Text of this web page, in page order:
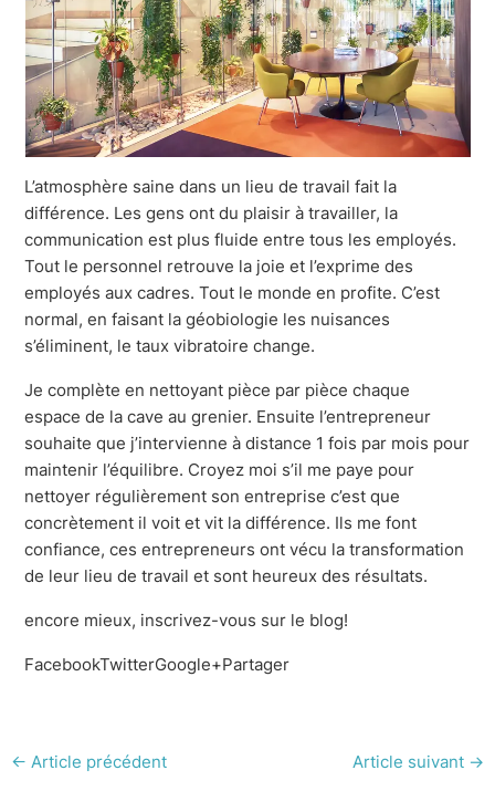
L’atmosphère saine dans un lieu de travail fait la
différence. Les gens ont du plaisir à travailler, la
communication est plus fluide entre tous les employés.
Tout le personnel retrouve la joie et l’exprime des
employés aux cadres. Tout le monde en profite. C’est
normal, en faisant la géobiologie les nuisances
s’éliminent, le taux vibratoire change.
Je complète en nettoyant pièce par pièce chaque
espace de la cave au grenier. Ensuite l’entrepreneur
souhaite que j’intervienne à distance 1 fois par mois pour
maintenir l’équilibre. Croyez moi s’il me paye pour
nettoyer régulièrement son entreprise c’est que
concrètement il voit et vit la différence. Ils me font
confiance, ces entrepreneurs ont vécu la transformation
de leur lieu de travail et sont heureux des résultats.
encore mieux, inscrivez-vous sur le blog!
FacebookTwitterGoogle+Partager
← Article précédent Article suivant →